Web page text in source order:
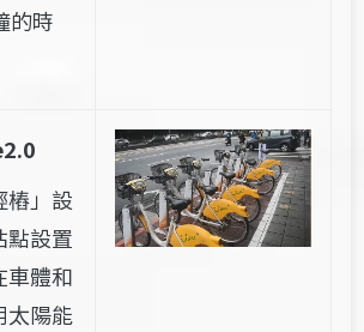
的時
樁」設
點設置
車體和
太陽能